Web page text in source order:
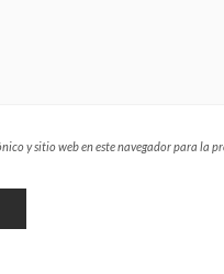
y sitio web en este navegador para la